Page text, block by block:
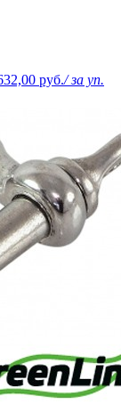
руб./ за уп.